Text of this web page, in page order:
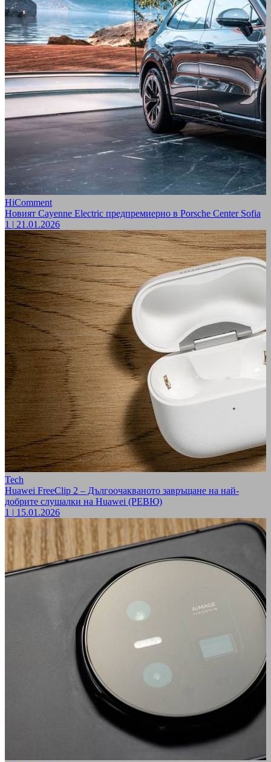
HiComment
Новият Cayenne Electric предпремиерно в Porsche Center Sofia
1 | 21.01.2026
Tech
Huawei FreeClip 2 – Дългоочакваното завръщане на най-
добрите слушалки на Huawei (РЕВЮ)
1 | 15.01.2026